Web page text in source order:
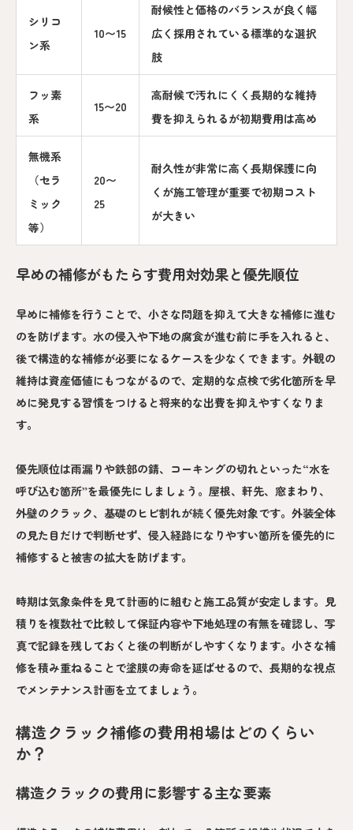
シリコ
ン系
10〜15
耐候性と価格のバランスが良く幅
広く採用されている標準的な選択
肢
フッ素
系
15〜20
高耐候で汚れにくく長期的な維持
費を抑えられるが初期費用は高め
無機系
（セラ
ミック
等）
20〜
25
耐久性が非常に高く長期保護に向
くが施工管理が重要で初期コスト
が大きい
早めの補修がもたらす費用対効果と優先順位
早めに補修を行うことで、小さな問題を抑えて大きな補修に進む
のを防げます。水の侵入や下地の腐食が進む前に手を入れると、
後で構造的な補修が必要になるケースを少なくできます。外観の
維持は資産価値にもつながるので、定期的な点検で劣化箇所を早
めに発見する習慣をつけると将来的な出費を抑えやすくなりま
す。
優先順位は雨漏りや鉄部の錆、コーキングの切れといった“水を
呼び込む箇所”を最優先にしましょう。屋根、軒先、窓まわり、
外壁のクラック、基礎のヒビ割れが続く優先対象です。外装全体
の見た目だけで判断せず、侵入経路になりやすい箇所を優先的に
補修すると被害の拡大を防げます。
時期は気象条件を見て計画的に組むと施工品質が安定します。見
積りを複数社で比較して保証内容や下地処理の有無を確認し、写
真で記録を残しておくと後の判断がしやすくなります。小さな補
修を積み重ねることで塗膜の寿命を延ばせるので、長期的な視点
でメンテナンス計画を立てましょう。
構造クラック補修の費用相場はどのくらい
か？
構造クラックの費用に影響する主な要素